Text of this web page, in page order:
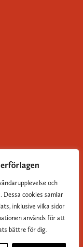
och
Dessa cookies samlar
inklusive vilka sidor
används för att
bättre för dig.